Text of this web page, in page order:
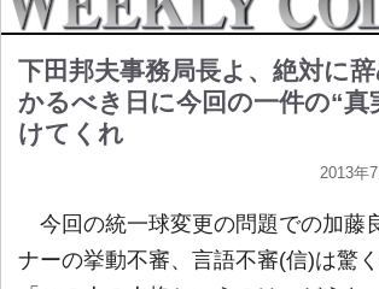
下田邦夫事務局長よ、絶対に
かるべき日に今回の一件の“真
けてくれ
2013年
今回の統一球変更の問題での加藤
ナーの挙動不審、言語不審(信)は驚く